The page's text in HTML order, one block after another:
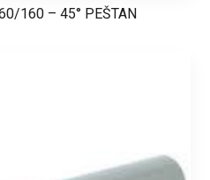
160 – 45° PEŠTAN